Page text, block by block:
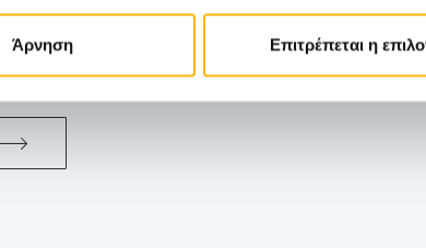
Άρνηση Επιτρέπεται η
Μάθετε Περισσότερα